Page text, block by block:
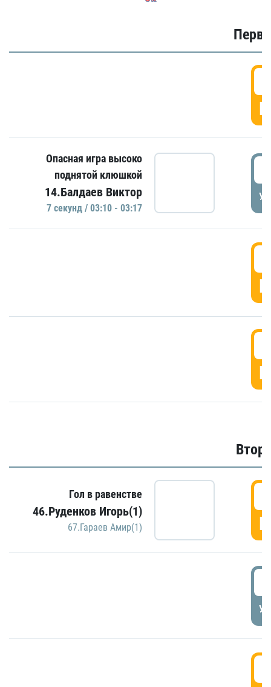
Опасная игра высоко
поднятой клюшкой
14.Балдаев Виктор
7 секунд / 03:10 - 03:17
Гол в равенстве
46.Руденков Игорь(1)
67.Гараев Амир(1)